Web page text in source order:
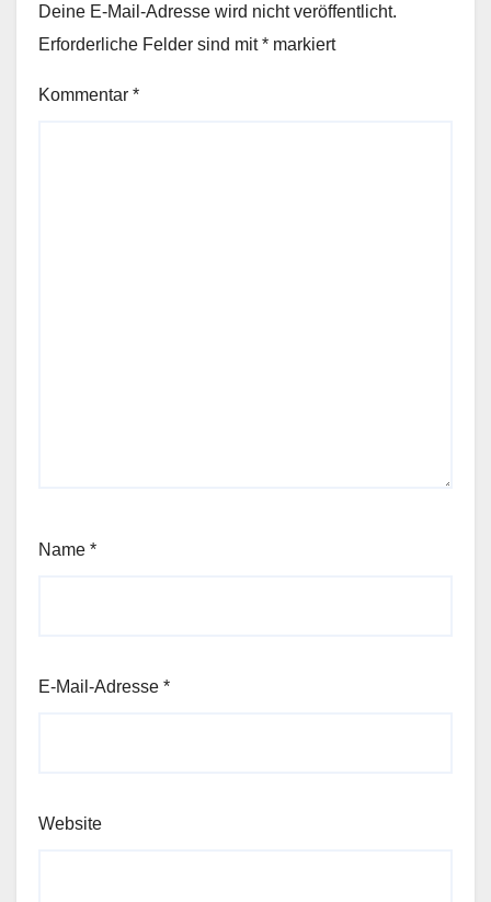
Deine E-Mail-Adresse wird nicht veröffentlicht.
Erforderliche Felder sind mit* markiert
Kommentar *
Name *
E-Mail-Adresse *
Website